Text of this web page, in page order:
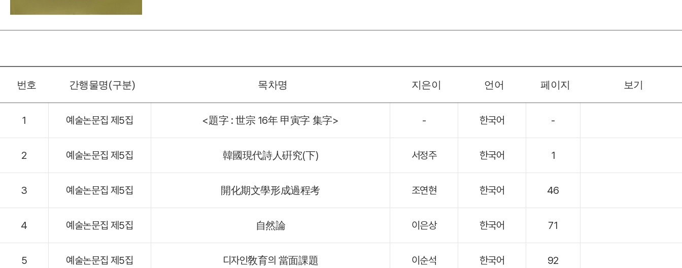
번호 간행물명(구분) 목차명 지은이 언어 페이지 보기
1 예술논문집 제5집 <題字 : 世宗 16年 甲寅字 集字> - 한국어 -
2 예술논문집 제5집 韓國現代詩人硏究(下) 서정주 한국어 1
3 예술논문집 제5집 開化期文學形成過程考 조연현 한국어 46
4 예술논문집 제5집 自然論 이은상 한국어 71
5 예술논문집 제5집 디자인敎育의 當面課題 이순석 한국어 92